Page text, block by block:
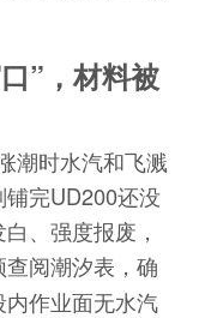
”，材料被
潮时水汽和飞溅
完UD200还没
、强度报废，
阅潮汐表，确
作业面无水汽